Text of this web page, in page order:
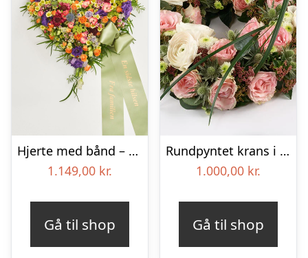
Hjerte med bånd – Floristens kreative valg
1.149,00 kr.
Gå til shop
Rundpyntet krans i lyse farver – Blomster til begravelse
1.000,00 kr.
Gå til shop